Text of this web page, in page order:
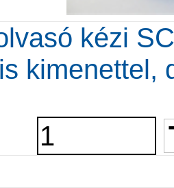
kézi
kimenettel,